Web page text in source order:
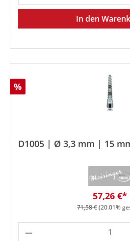
In den
Rabatt
%
D1005 | Ø 3,3 mm | 15
57,26 €*
Regulärer Preis:
71,58 €(20.01%
Produkt Anzahl: Gib